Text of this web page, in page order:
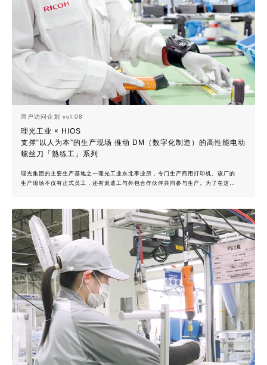
用户访问企划 vol.08
理光工业 × HIOS
支撑“以人为本”的生产现场 推动 DM（数字化制造）的高性能电动
螺丝刀「熟练工」系列
理光集团的主要生产基地之一理光工业东北事业所，专门生产商用打印机。该厂的
生产现场不仅有正式员工，还有派遣工与外包合作伙伴共同参与生产。为了在这样
本次我们走访了该工厂，了解其以人为核心的生产现场如何推动 DM 化，并深入探
讨「熟练工」系列作为核心工具在其中的实际应用。